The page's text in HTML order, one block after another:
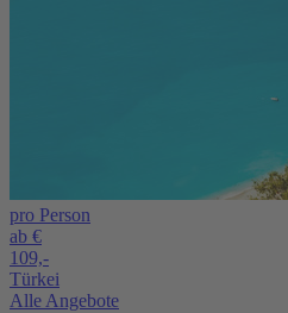
pro Person
ab €
109,-
Türkei
Alle Angebote